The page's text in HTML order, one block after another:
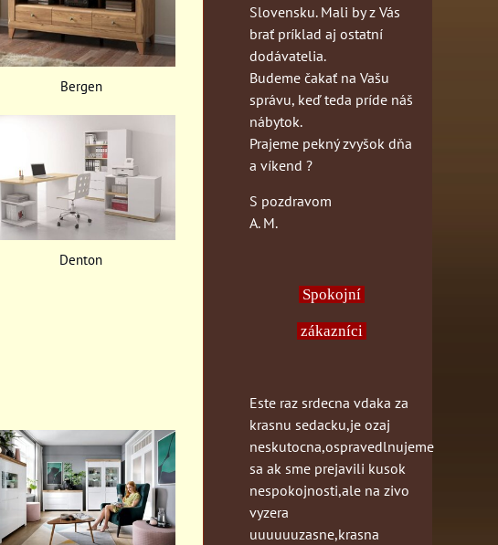
Bergen
Denton
Slovensku. Mali by z Vás
brať príklad aj ostatní
dodávatelia.
Budeme čakať na Vašu
správu, keď teda príde náš
nábytok.
Prajeme pekný zvyšok dňa
a víkend ?
S pozdravom
A. M.
Spokojní
zákazníci
Este raz srdecna vdaka za
krasnu sedacku,je ozaj
neskutocna,ospravedlnujeme
sa ak sme prejavili kusok
nespokojnosti,ale na zivo
vyzera
uuuuuuzasne,krasna